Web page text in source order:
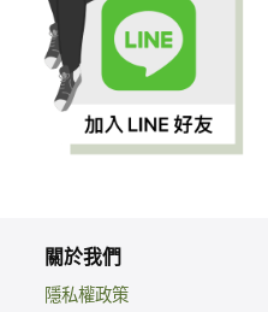
關於我們
隱私權政策